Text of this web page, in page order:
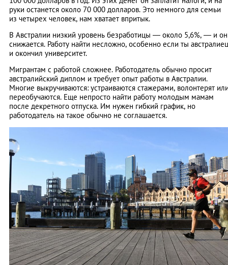
руки останется около 70 000 долларов. Это немного для семьи
из четырех человек, нам хватает впритык.
В Австралии низкий уровень безработицы — около 5,6%, — и он
снижается. Работу найти несложно, особенно если ты австралиец
и окончил университет.
Мигрантам с работой сложнее. Работодатель обычно просит
австралийский диплом и требует опыт работы в Австралии.
Многие выкручиваются: устраиваются стажерами, волонтерят
переобучаются. Еще непросто найти работу молодым мамам
после декретного отпуска. Им нужен гибкий график, но
работодатель на такое обычно не соглашается.